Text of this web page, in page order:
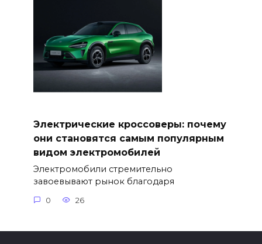
Электрические кроссоверы: почему
они становятся самым популярным
видом электромобилей
Электромобили стремительно
завоевывают рынок благодаря
0 26